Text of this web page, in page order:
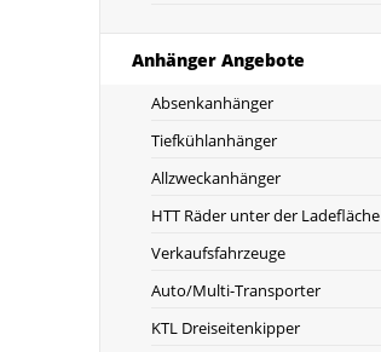
Anhänger Angebote
Absenkanhänger
Tiefkühlanhänger
Allzweckanhänger
HTT Räder unter der Ladefläche
Verkaufsfahrzeuge
Auto/Multi-Transporter
KTL Dreiseitenkipper